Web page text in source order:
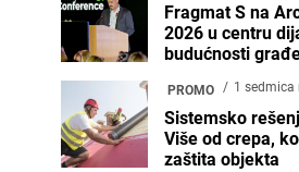
Fragmat S na
2026 u centru
budućnosti
PROMO 1 sedmica
Sistemsko
Više od crepa,
zaštita objekta